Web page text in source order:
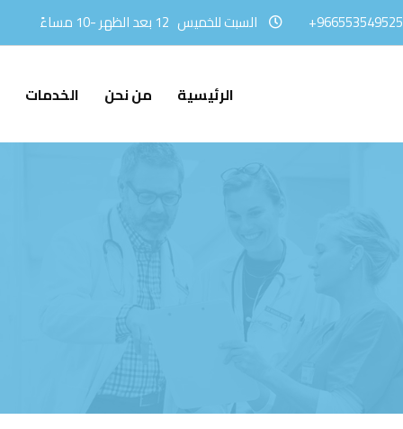
966553549525+ السبت للخميس
الرئيسية من نحن الخدمات